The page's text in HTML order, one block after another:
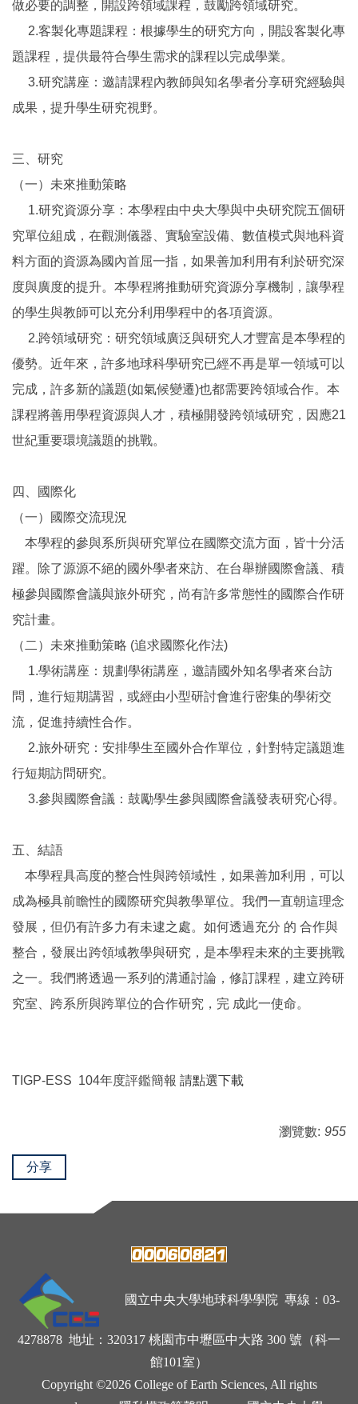
做必要的調整，開設跨領域課程，鼓勵跨領域研究。
2.客製化專題課程：根據學生的研究方向，開設客製化專
題課程，提供最符合學生需求的課程以完成學業。
3.研究講座：邀請課程內教師與知名學者分享研究經驗與
成果，提升學生研究視野。
三、研究
（一）未來推動策略
1.研究資源分享：本學程由中央大學與中央研究院五個研
究單位組成，在觀測儀器、實驗室設備、數值模式與地科資
料方面的資源為國內首屈一指，如果善加利用有利於研究深
度與廣度的提升。本學程將推動研究資源分享機制，讓學程
的學生與教師可以充分利用學程中的各項資源。
2.跨領域研究：研究領域廣泛與研究人才豐富是本學程的
優勢。近年來，許多地球科學研究已經不再是單一領域可以
完成，許多新的議題(如氣候變遷)也都需要跨領域合作。本
課程將善用學程資源與人才，積極開發跨領域研究，因應21
世紀重要環境議題的挑戰。
四、國際化
（一）國際交流現況
本學程的參與系所與研究單位在國際交流方面，皆十分活
躍。除了源源不絕的國外學者來訪、在台舉辦國際會議、積
極參與國際會議與旅外研究，尚有許多常態性的國際合作研
究計畫。
（二）未來推動策略 (追求國際化作法)
1.學術講座：規劃學術講座，邀請國外知名學者來台訪
問，進行短期講習，或經由小型研討會進行密集的學術交
流，促進持續性合作。
2.旅外研究：安排學生至國外合作單位，針對特定議題進
行短期訪問研究。
3.參與國際會議：鼓勵學生參與國際會議發表研究心得。
五、結語
本學程具高度的整合性與跨領域性，如果善加利用，可以
成為極具前瞻性的國際研究與教學單位。我們一直朝這理念
發展，但仍有許多力有未逮之處。如何透過充分 的 合作與
整合，發展出跨領域教學與研究，是本學程未來的主要挑戰
之一。我們將透過一系列的溝通討論，修訂課程，建立跨研
究室、跨系所與跨單位的合作研究，完 成此一使命。
TIGP-ESS 104年度評鑑簡報 請點選下載
瀏覽數: 955
分享
國立中央大學地球科學學院 專線：03-
4278878 地址：320317 桃園市中壢區中大路 300 號（科一
館101室）
Copyright ©2026 College of Earth Sciences, All rights